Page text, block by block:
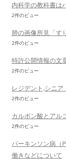
内科学の教科書は
2件のビュー
肺の画像所見「す
2件のビュー
特許公開情報の文
2件のビュー
レジデント,シニ
2件のビュー
カルボン酸とアル
2件のビュー
パーキンソン病（
働きなどについて